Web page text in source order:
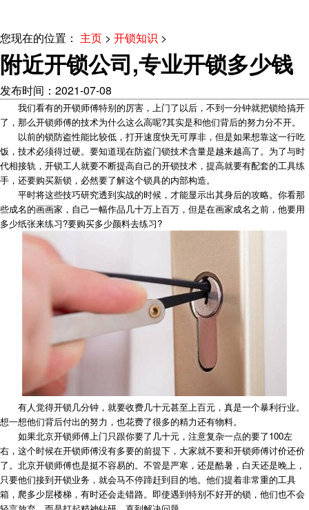
您现在的位置： 主页 > 开锁知识 >
附近开锁公司,专业开锁多少钱
发布时间：2021-07-08
我们看有的开锁师傅特别的厉害，上门了以后，不到一分钟就把锁给搞开
了，那么开锁师傅的技术为什么这么高呢?其实是和他们背后的努力分不开。
以前的锁防盗性能比较低，打开速度快无可厚非，但是如果想靠这一行吃
饭，技术必须得过硬。要知道现在防盗门锁技术含量是越来越高了。为了与时
代相接轨，开锁工人就要不断提高自己的开锁技术，提高就要有配套的工具练
手，还要购买新锁，必然要了解这个锁具的内部构造。
平时将这些技巧研究透到实战的时候，才能显示出其身后的攻略。你看那
些成名的画画家，自己一幅作品几十万上百万，但是在画家成名之前，他要用
多少纸张来练习?要购买多少颜料去练习?
有人觉得开锁几分钟，就要收费几十元甚至上百元，真是一个暴利行业。
想一想他们背后付出的努力，也花费了很多的精力还有物料。
如果北京开锁师傅上门只跟你要了几十元，注意复杂一点的要了100左
右，这个时候在开锁师傅没有多要的前提下，大家就不要和开锁师傅讨价还价
了。北京开锁师傅也是挺不容易的。不管是严寒，还是酷暑，白天还是晚上，
只要他们接到开锁业务，就会马不停蹄赶到目的地。他们提着非常重的工具
箱，爬多少层楼梯，有时还会走错路。即使遇到特别不好开的锁，他们也不会